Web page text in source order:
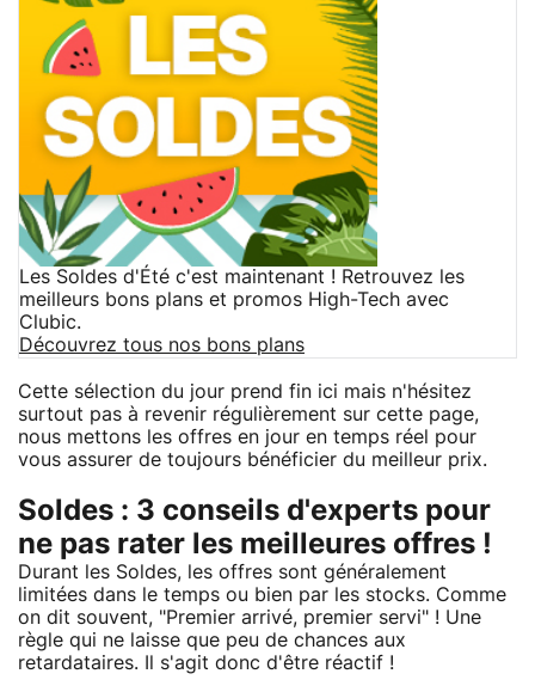
Les Soldes d'Été c'est maintenant ! Retrouvez les
meilleurs bons plans et promos High-Tech avec
Clubic.
Découvrez tous nos bons plans
Cette sélection du jour prend fin ici mais n'hésitez
surtout pas à revenir régulièrement sur cette page,
nous mettons les offres en jour en temps réel pour
vous assurer de toujours bénéficier du meilleur prix.
Soldes : 3 conseils d'experts pour
ne pas rater les meilleures offres !
Durant les Soldes, les offres sont généralement
limitées dans le temps ou bien par les stocks. Comme
on dit souvent, "Premier arrivé, premier servi" ! Une
règle qui ne laisse que peu de chances aux
retardataires. Il s'agit donc d'être réactif !